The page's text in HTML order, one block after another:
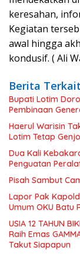
keresahan,
Kegiatan
awal hingga
kondusif. ( Ali
Berita Terkait
Bupati Lotim
Pembinaan
Haerul Warisin
Lotim Tetap
Dua Kali
Penguatan
Pisah Sambut
Lapor Pak
Umum OKU Batu
USIA 12 TAHUN
Raih Emas
Takut Siapapun